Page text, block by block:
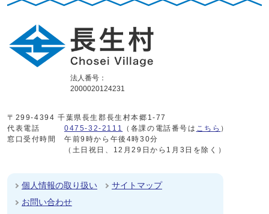
法人番号：
2000020124231
〒299-4394 千葉県長生郡長生村本郷1-77
代表電話
0475-32-2111 （各課の電話番号は こちら ）
窓口受付時間
午前9時から午後4時30分
（土日祝日、12月29日から1月3日を除く）
個人情報の取り扱い
サイトマップ
お問い合わせ